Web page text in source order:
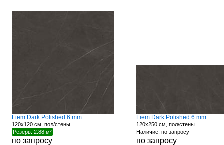
Liem Dark Polished 6 mm
120x120 см, пол/стены
Резерв: 2.88 м²
по запросу
Liem Dark Polished 6 mm
120x250 см, пол/стены
Наличие: по запросу
по запросу